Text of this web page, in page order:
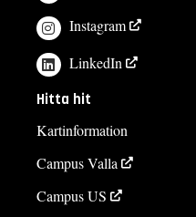
Instagram
LinkedIn
Hitta hit
Kartinformation
Campus Valla
Campus US